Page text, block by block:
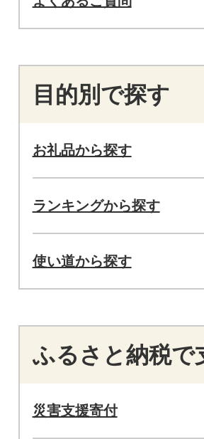
目的別で探す
お礼品から探す
ランキングから探す
使い道から探す
ふるさと納税で
災害支援寄付